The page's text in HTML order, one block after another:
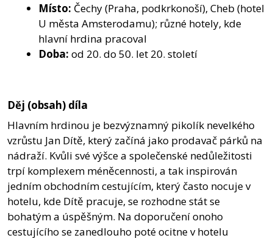
Místo: Čechy (Praha, podkrkonoší), Cheb (hotel
U města Amsterodamu); různé hotely, kde
hlavní hrdina pracoval
Doba: od 20. do 50. let 20. století
Děj (obsah) díla
Hlavním hrdinou je bezvýznamný pikolík nevelkého
vzrůstu Jan Dítě, který začíná jako prodavač párků na
nádraží. Kvůli své výšce a společenské nedůležitosti
trpí komplexem méněcennosti, a tak inspirován
jedním obchodním cestujícím, který často nocuje v
hotelu, kde Dítě pracuje, se rozhodne stát se
bohatým a úspěšným. Na doporučení onoho
cestujícího se zanedlouho poté ocitne v hotelu